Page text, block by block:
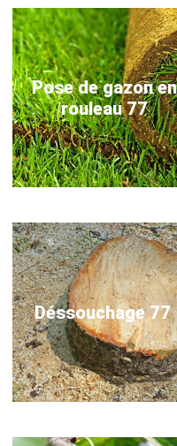
Pose de gazon en
rouleau 77
Déssouchage 77